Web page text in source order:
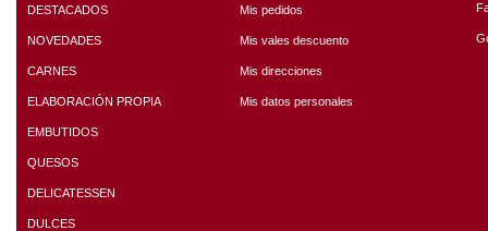
DESTACADOS
NOVEDADES
CARNES
ELABORACIÓN PROPIA
EMBUTIDOS
QUESOS
DELICATESSEN
DULCES
Mis pedidos
Mis vales descuento
Mis direcciones
Mis datos personales